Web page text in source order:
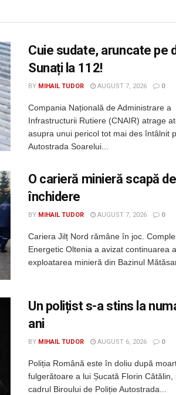
Cuie sudate, aruncate pe
Sunați la 112!
BY MIHAIL TUDOR AUGUST 7, 2026 0
Compania Națională de Administrare a
Infrastructurii Rutiere (CNAIR) atrage
asupra unui pericol tot mai des întâlnit
Autostrada Soarelui...
O carieră minieră scapă de
închidere
BY MIHAIL TUDOR AUGUST 7, 2026 0
Cariera Jilț Nord rămâne în joc.
Energetic Oltenia a avizat continuarea
exploatarea minieră din Bazinul
Un polițist s-a stins la
ani
BY MIHAIL TUDOR AUGUST 6, 2026 0
Poliția Română este în doliu după
fulgerătoare a lui Șucată Florin Cătălin,
cadrul Biroului de Poliție Autostrada...